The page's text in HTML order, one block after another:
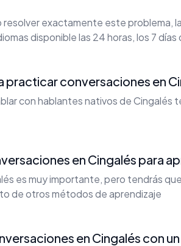
exactamente este problema,
disponible las 24 horas, los 7
practicar conversaciones en
con hablantes nativos de Cingalés
en Cingalés para
es muy importante, pero tendrás
de otros métodos de aprendizaje
en Cingalés con